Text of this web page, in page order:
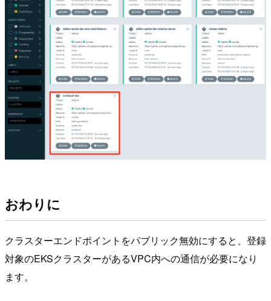
おわりに
クラスターエンドポイントをパブリック無効にすると、登録
対象のEKSクラスターがあるVPC内への通信が必要になり
ます。